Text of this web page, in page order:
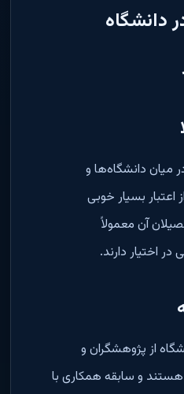
دانشگاه
میان دانشگاه‌ها و
بسیار خوبی
آن معمولاً
اختیار دارند.
از پژوهشگران و
و سابقه همکاری با